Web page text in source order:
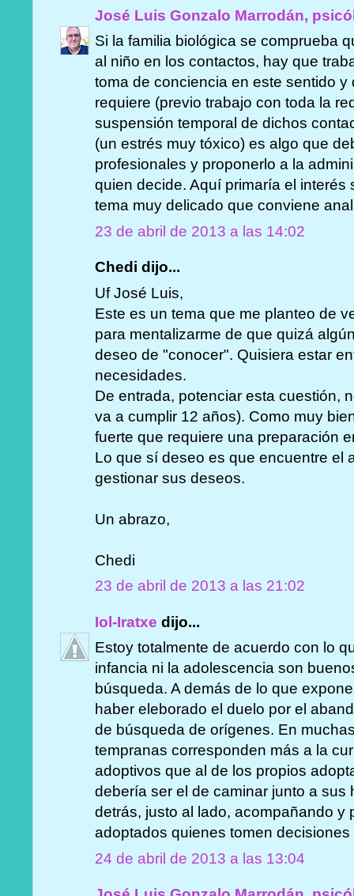
José Luis Gonzalo Marrodán,
Si la familia biológica se comprueba
al niño en los contactos, hay que
toma de conciencia en este sentido y
requiere (previo trabajo con toda la
suspensión temporal de dichos
(un estrés muy tóxico) es algo que
profesionales y proponerlo a la
quien decide. Aquí primaría el interés
tema muy delicado que conviene
23 de abril de 2013 a las 14:02
Chedi dijo...
Uf José Luis,
Este es un tema que me planteo de
para mentalizarme de que quizá
deseo de "conocer". Quisiera estar
necesidades.
De entrada, potenciar esta cuestión,
va a cumplir 12 años). Como muy
fuerte que requiere una preparación
Lo que sí deseo es que encuentre el
gestionar sus deseos.
Un abrazo,
Chedi
23 de abril de 2013 a las 21:02
Iol-Iratxe dijo...
Estoy totalmente de acuerdo con lo
infancia ni la adolescencia son
búsqueda. A demás de lo que
haber eleborado el duelo por el
de búsqueda de orígenes. En
tempranas corresponden más a la
adoptivos que al de los propios
debería ser el de caminar junto a sus
detrás, justo al lado, acompañando y
adoptados quienes tomen
24 de abril de 2013 a las 13:04